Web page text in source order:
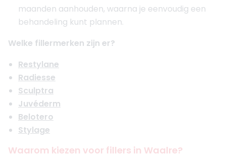
maanden aanhouden, waarna je eenvoudig een
behandeling kunt plannen.
Welke fillermerken zijn er?
Restylane
Radiesse
Sculptra
Juvéderm
Belotero
Stylage
Waarom kiezen voor fillers in Waalre?